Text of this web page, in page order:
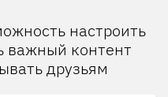
настроить
важный контент
друзьям